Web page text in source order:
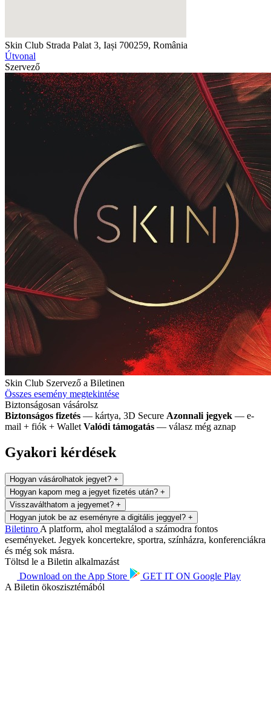
Skin Club Strada Palat 3, Iași 700259, România
Útvonal
Szervező
Skin Club Szervező a Biletinen
Összes esemény megtekintése
Biztonságosan vásárolsz
Biztonságos fizetés — kártya, 3D Secure Azonnali jegyek — e-
mail + fiók + Wallet Valódi támogatás — válasz még aznap
Gyakori kérdések
Hogyan vásárolhatok jegyet? +
Hogyan kapom meg a jegyet fizetés után? +
Visszaválthatom a jegyemet? +
Hogyan jutok be az eseményre a digitális jeggyel? +
Biletinro A platform, ahol megtalálod a számodra fontos
eseményeket. Jegyek koncertekre, sportra, színházra, konferenciákra
és még sok másra.
Töltsd le a Biletin alkalmazást
Download on the App Store GET IT ON Google Play
A Biletin ökoszisztémából